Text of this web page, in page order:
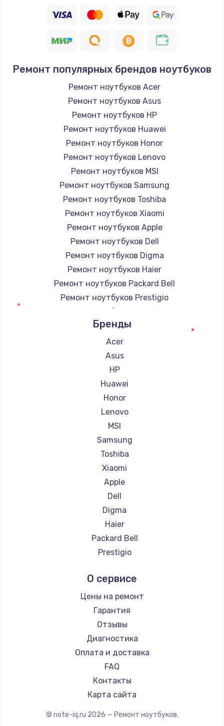
Ремонт популярных брендов ноутбуков
Ремонт ноутбуков Acer
Ремонт ноутбуков Asus
Ремонт ноутбуков HP
Ремонт ноутбуков Huawei
Ремонт ноутбуков Honor
Ремонт ноутбуков Lenovo
Ремонт ноутбуков MSI
Ремонт ноутбуков Samsung
Ремонт ноутбуков Toshiba
Ремонт ноутбуков Xiaomi
Ремонт ноутбуков Apple
Ремонт ноутбуков Dell
Ремонт ноутбуков Digma
Ремонт ноутбуков Haier
Ремонт ноутбуков Packard Bell
Ремонт ноутбуков Prestigio
Ремонт ноутбуков Microsoft
Ремонт ноутбуков Alienware
Ремонт ноутбуков Aquarius
Ремонт ноутбуков Gigabyte
Ремонт ноутбуков Aorus
Ремонт ноутбуков Maibenben
Ремонт ноутбуков Getac
Ремонт ноутбуков Epson
Ремонт ноутбуков Philips
Ремонт ноутбуков LG
Ремонт ноутбуков Panasonic
Ремонт ноутбуков Irbis
Ремонт ноутбуков Thunderobot
Ремонт ноутбуков Hasee
Ремонт ноутбуков ZTE
Ремонт ноутбуков Hiper
Ремонт ноутбуков Evga
Ремонт ноутбуков Google
Ремонт ноутбуков Ardor
Ремонт ноутбуков Predator
Ремонт ноутбуков iru
Ремонт ноутбуков Machenike
Ремонт ноутбуков DEXP
Ремонт ноутбуков Teclast
Ремонт ноутбуков CHUWI
Ремонт ноутбуков Colorful
Бренды
Acer
Asus
HP
Huawei
Honor
Lenovo
MSI
Samsung
Toshiba
Xiaomi
Apple
Dell
Digma
Haier
Packard Bell
Prestigio
Alienware
Aquarius
Gigabyte
Aorus
Maibenben
Getac
Epson
Philips
LG
О сервисе
Цены на ремонт
Гарантия
Отзывы
Диагностика
Оплата и доставка
FAQ
Контакты
Карта сайта
© note-iq.ru 2026 — Ремонт ноутбуков.